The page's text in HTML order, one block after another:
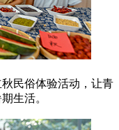
民俗体验活动，让青
生活。